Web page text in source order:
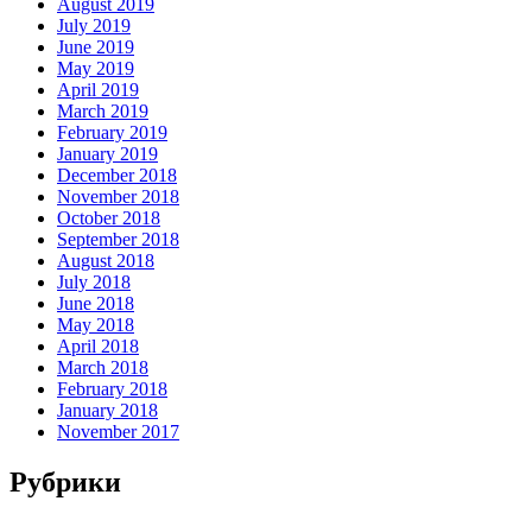
July 2019
June 2019
May 2019
April 2019
March 2019
February 2019
January 2019
December 2018
November 2018
October 2018
September 2018
August 2018
July 2018
June 2018
May 2018
April 2018
March 2018
February 2018
January 2018
November 2017
Рубрики